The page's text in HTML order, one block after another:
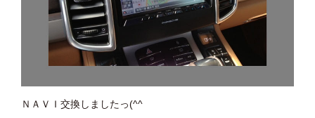
ＮＡＶＩ交換しましたっ(^^ゞ